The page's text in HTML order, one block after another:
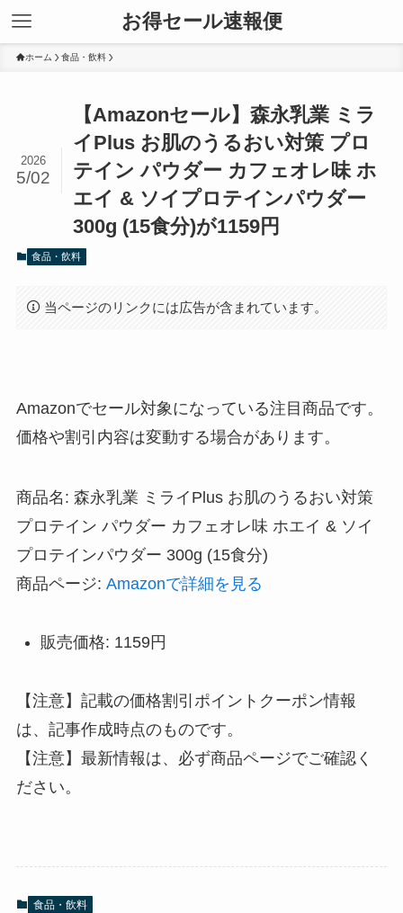
お得セール速報便
ホーム 食品・飲料
【Amazonセール】森永乳業 ミラ
イPlus お肌のうるおい対策 プロ
テイン パウダー カフェオレ味 ホ
エイ & ソイプロテインパウダー
300g (15食分)が1159円
2026
5/02
食品・飲料
当ページのリンクには広告が含まれています。
Amazonでセール対象になっている注目商品です。
価格や割引内容は変動する場合があります。
商品名: 森永乳業 ミライPlus お肌のうるおい対策
プロテイン パウダー カフェオレ味 ホエイ & ソイ
プロテインパウダー 300g (15食分)
商品ページ: Amazonで詳細を見る
販売価格: 1159円
【注意】記載の価格割引ポイントクーポン情報
は、記事作成時点のものです。
【注意】最新情報は、必ず商品ページでご確認く
ださい。
食品・飲料